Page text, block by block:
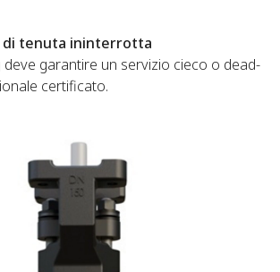
di tenuta ininterrotta
garantire un servizio cieco o dead-
certificato.